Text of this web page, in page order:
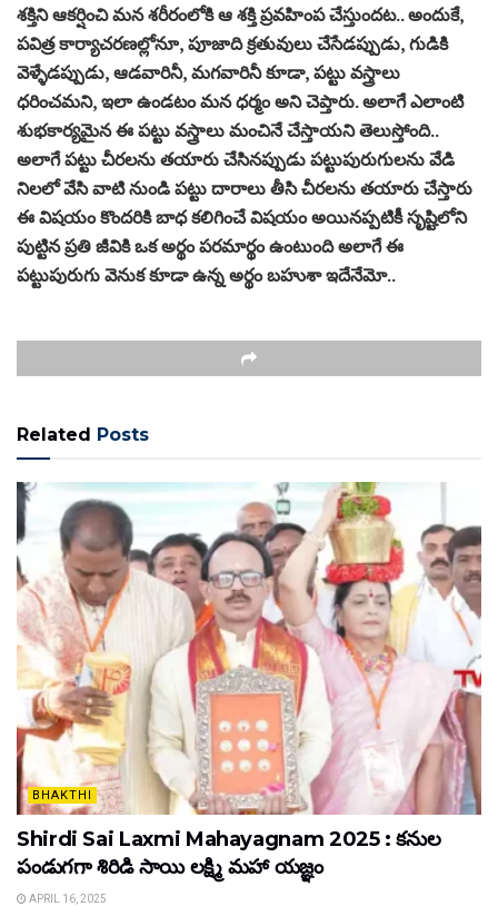
శక్తిని ఆకర్షించి మన శరీరంలోకి ఆ శక్తి ప్రవహింప చేస్తుందట.. అందుకే,
పవిత్ర కార్యాచరణల్లోనూ, పూజాది క్రతువులు చేసేడప్పుడు, గుడికి
వెళ్ళేడప్పుడు, ఆడవారినీ, మగవారినీ కూడా, పట్టు వస్త్రాలు
ధరించమని, ఇలా ఉండటం మన ధర్మం అని చెప్తారు. అలాగే ఎలాంటి
శుభకార్యమైన ఈ పట్టు వస్త్రాలు మంచినే చేస్తాయని తెలుస్తోంది..
అలాగే పట్టు చీరలను తయారు చేసినప్పుడు పట్టుపురుగులను వేడి
నిలలో వేసి వాటి నుండి పట్టు దారాలు తీసి చీరలను తయారు చేస్తారు
ఈ విషయం కొందరికి బాధ కలిగించే విషయం అయినప్పటికీ సృష్టిలోని
పుట్టిన ప్రతి జీవికి ఒక అర్థం పరమార్థం ఉంటుంది అలాగే ఈ
పట్టుపురుగు వెనుక కూడా ఉన్న అర్థం బహుశా ఇదేనేమో..
Related Posts
BHAKTHI
Shirdi Sai Laxmi Mahayagnam 2025 : కనుల
పండుగగా శిరిడి సాయి లక్ష్మి మహా యజ్ఞం
APRIL 16, 2025